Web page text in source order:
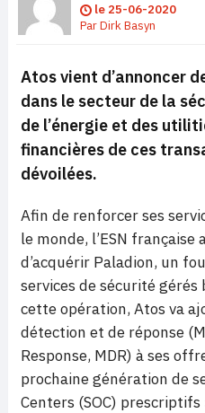
le 25-06-2020
ParDirk Basyn
Atos vient d’annoncer
dans le secteur de la
de l’énergie et des
financières de ces
dévoilées.
Afin de renforcer ses
le monde, l’ESN française
d’acquérir Paladion, un
services de sécurité gérés
cette opération, Atos va
détection et de réponse
Response, MDR) à ses
prochaine génération de
Centers (SOC) prescriptifs